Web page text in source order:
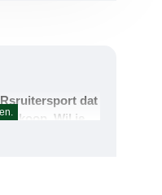
dat
Wil je